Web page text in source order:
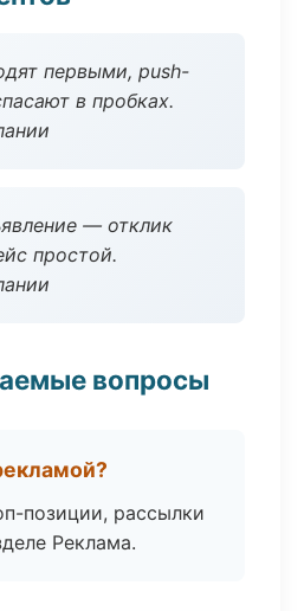
первыми, push-
в пробках.
— отклик
простой.
вопросы
позиции, рассылки
Реклама.